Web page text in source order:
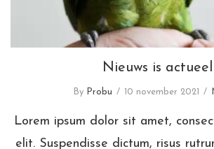
Nieuws is actueel
By Probu 10 november 2021
Lorem ipsum dolor sit amet,
elit. Suspendisse dictum, risus